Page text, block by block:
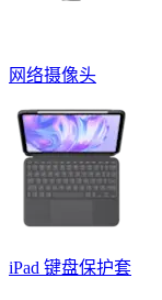
网络摄像头
iPad 键盘保护套